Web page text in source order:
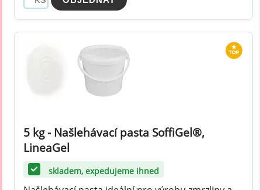
5 kg - Našlehávací pasta SoffiGel®,
LineaGel
skladem, expedujeme ihned